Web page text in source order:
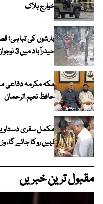
خوارج ہلاک
حیدرآباد میں 3 نوجوان ڈوب گئے
مکہ مکرمہ دفاعی
حافظ نعیم الرحمان
مکمل سفری
نہیں روکا جائے گا،
مقبول ترین خبریں